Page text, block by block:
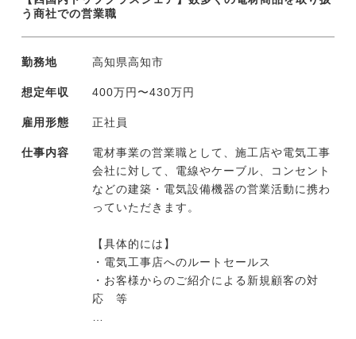
う商社での営業職
勤務地 高知県高知市
想定年収 400万円〜430万円
雇用形態 正社員
仕事内容
電材事業の営業職として、施工店や電気工事
会社に対して、電線やケーブル、コンセント
などの建築・電気設備機器の営業活動に携わ
っていただきます。
【具体的には】
・電気工事店へのルートセールス
・お客様からのご紹介による新規顧客の対
応 等